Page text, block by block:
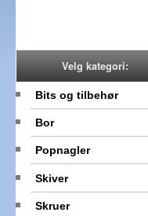
Velg kategori:
Bits og tilbehør
Bor
Popnagler
Skiver
Skruer